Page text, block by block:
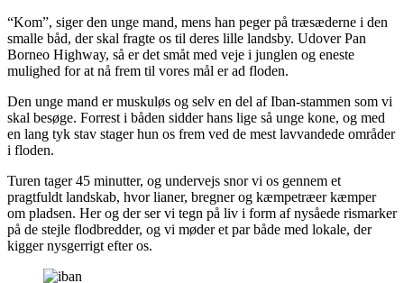
“Kom”, siger den unge mand, mens han peger på træsæderne i den
smalle båd, der skal fragte os til deres lille landsby. Udover Pan
Borneo Highway, så er det småt med veje i junglen og eneste
mulighed for at nå frem til vores mål er ad floden.
Den unge mand er muskuløs og selv en del af Iban-stammen som vi
skal besøge. Forrest i båden sidder hans lige så unge kone, og med
en lang tyk stav stager hun os frem ved de mest lavvandede områder
i floden.
Turen tager 45 minutter, og undervejs snor vi os gennem et
pragtfuldt landskab, hvor lianer, bregner og kæmpetræer kæmper
om pladsen. Her og der ser vi tegn på liv i form af nysåede rismarker
på de stejle flodbredder, og vi møder et par både med lokale, der
kigger nysgerrigt efter os.